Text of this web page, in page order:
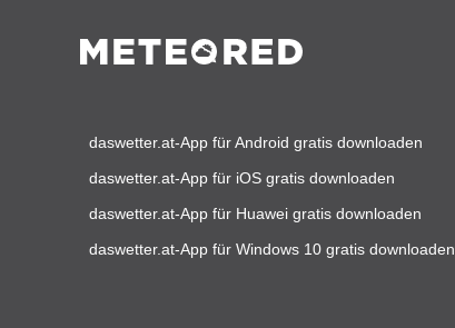
daswetter.at-App für Android gratis downloaden
daswetter.at-App für iOS gratis downloaden
daswetter.at-App für Huawei gratis downloaden
daswetter.at-App für Windows 10 gratis downloaden